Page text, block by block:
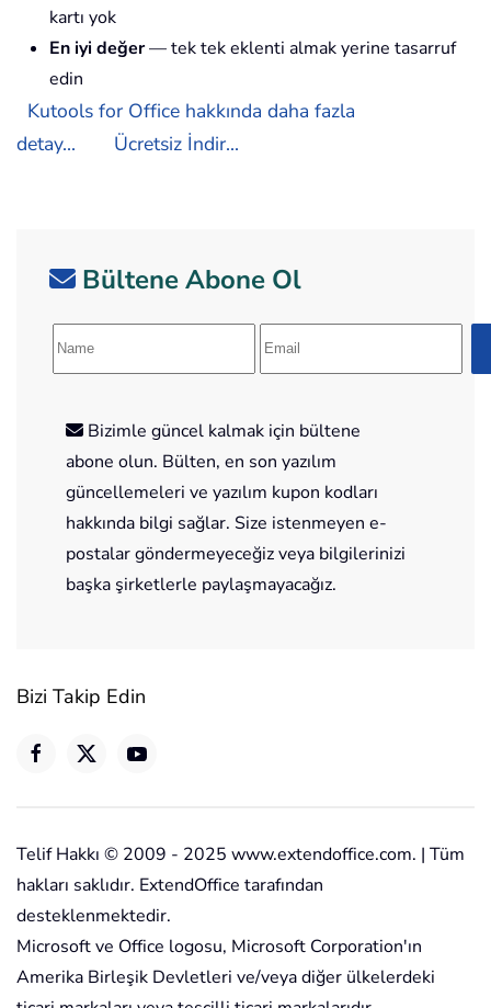
kartı yok
En iyi değer— tek tek eklenti almak yerine tasarruf
edin
Kutools for Office hakkında daha fazla
detay...
Ücretsiz İndir...
Bültene Abone Ol
Bizimle güncel kalmak için bültene
abone olun. Bülten, en son yazılım
güncellemeleri ve yazılım kupon kodları
hakkında bilgi sağlar. Size istenmeyen e-
postalar göndermeyeceğiz veya bilgilerinizi
başka şirketlerle paylaşmayacağız.
Bizi Takip Edin
Telif Hakkı © 2009 - 2025 www.extendoffice.com. | Tüm
hakları saklıdır. ExtendOffice tarafından
desteklenmektedir.
Microsoft ve Office logosu, Microsoft Corporation'ın
Amerika Birleşik Devletleri ve/veya diğer ülkelerdeki